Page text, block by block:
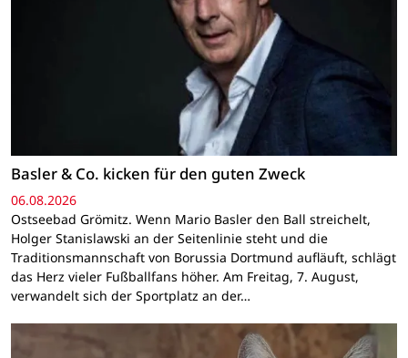
Basler & Co. kicken für den guten Zweck
06.08.2026
Ostseebad Grömitz. Wenn Mario Basler den Ball streichelt,
Holger Stanislawski an der Seitenlinie steht und die
Traditionsmannschaft von Borussia Dortmund aufläuft, schlägt
das Herz vieler Fußballfans höher. Am Freitag, 7. August,
verwandelt sich der Sportplatz an der…